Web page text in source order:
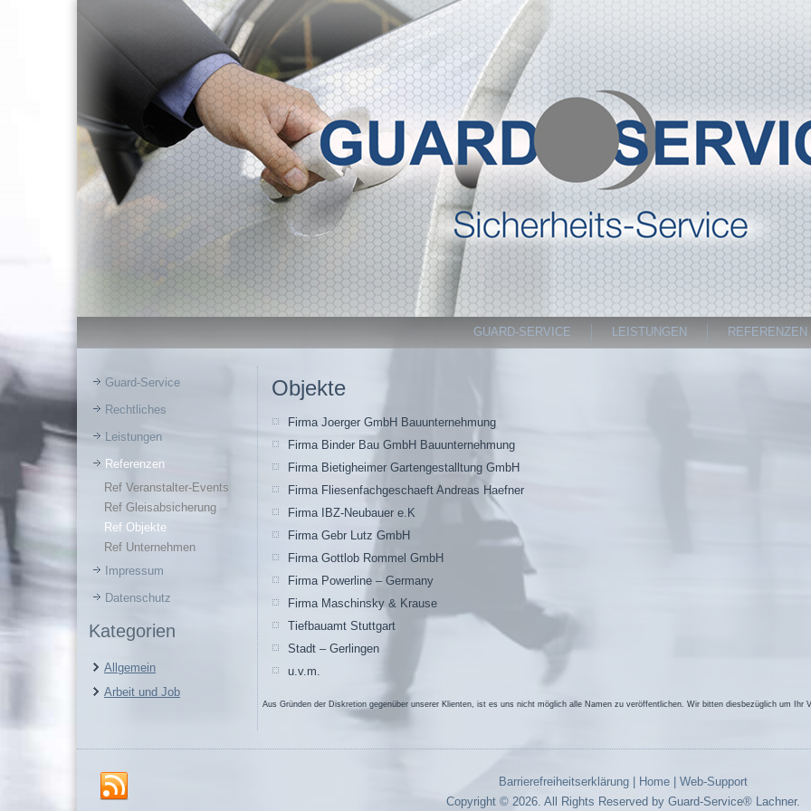
GUARD-SERVICE LEISTUNGEN REFERENZEN
Guard-Service
Rechtliches
Leistungen
Referenzen
Ref Veranstalter-Events
Ref Gleisabsicherung
Ref Objekte
Ref Unternehmen
Impressum
Datenschutz
Kategorien
Allgemein
Arbeit und Job
Objekte
Firma Joerger GmbH Bauunternehmung
Firma Binder Bau GmbH Bauunternehmung
Firma Bietigheimer Gartengestalltung GmbH
Firma Fliesenfachgeschaeft Andreas Haefner
Firma IBZ-Neubauer e.K
Firma Gebr Lutz GmbH
Firma Gottlob Rommel GmbH
Firma Powerline – Germany
Firma Maschinsky & Krause
Tiefbauamt Stuttgart
Stadt – Gerlingen
u.v.m.
Aus Gründen der Diskretion gegenüber unserer Klienten, ist es uns nicht möglich alle Namen zu veröffentlichen. Wir bitten diesbezüglich um Ihr
Barrierefreiheitserklärung| Home| Web-Support
Copyright © 2026. All Rights Reserved by Guard-Service® Lachner.